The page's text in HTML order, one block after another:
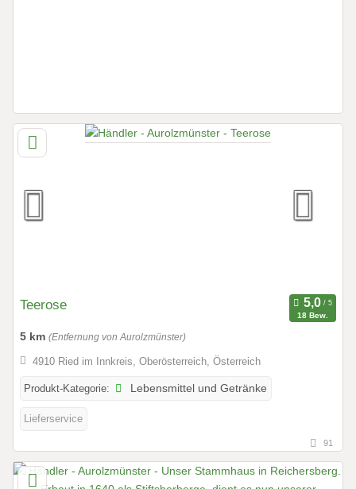
Teerose
18 Bew.
5 km (Entfernung von Aurolzmünster)
4910 Ried im Innkreis, Oberösterreich, Österreich
Produkt-Kategorie: Lebensmittel und Getränke
Lieferservice
91